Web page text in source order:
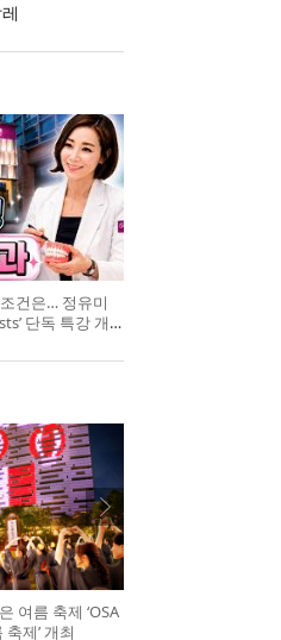
건은… 정유미
단독 특강 개
여름 축제 ‘OSA
제’ 개최